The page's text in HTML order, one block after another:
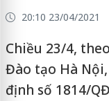
20:10 23/04/2021
Chiều 23/4,
Đào tạo Hà
định số 1814/